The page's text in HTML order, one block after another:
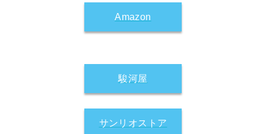
Amazon
駿河屋
サンリオストア